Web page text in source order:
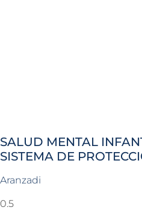
SALUD MENTAL
SISTEMA DE
Aranzadi